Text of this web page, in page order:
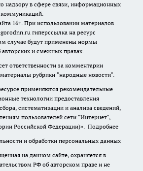
надзору в сфере связи, информационных
16+. При использовании материалов
гиперссылка на ресурс
случае будут применены нормы
авторских и смежных правах.
ответственности за комментарии
рубрики "народные новости".
применяются рекомендательные
технологии предоставления
систематизации и анализа сведений,
пользователей сети "Интернет",
Российской Федерации)». Подробнее
и обработки персональных данных
на данном сайте, охраняется в
РФ об авторском праве и не